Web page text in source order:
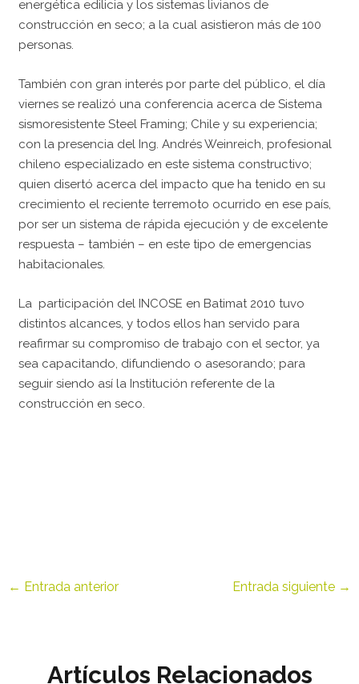
energética edilicia y los sistemas livianos de
construcción en seco; a la cual asistieron más de 100
personas.
También con gran interés por parte del público, el día
viernes se realizó una conferencia acerca de Sistema
sismoresistente Steel Framing; Chile y su experiencia;
con la presencia del Ing. Andrés Weinreich, profesional
chileno especializado en este sistema constructivo;
quien disertó acerca del impacto que ha tenido en su
crecimiento el reciente terremoto ocurrido en ese país,
por ser un sistema de rápida ejecución y de excelente
respuesta – también – en este tipo de emergencias
habitacionales.
La participación del INCOSE en Batimat 2010 tuvo
distintos alcances, y todos ellos han servido para
reafirmar su compromiso de trabajo con el sector, ya
sea capacitando, difundiendo o asesorando; para
seguir siendo así la Institución referente de la
construcción en seco.
← Entrada anterior Entrada siguiente →
Artículos Relacionados